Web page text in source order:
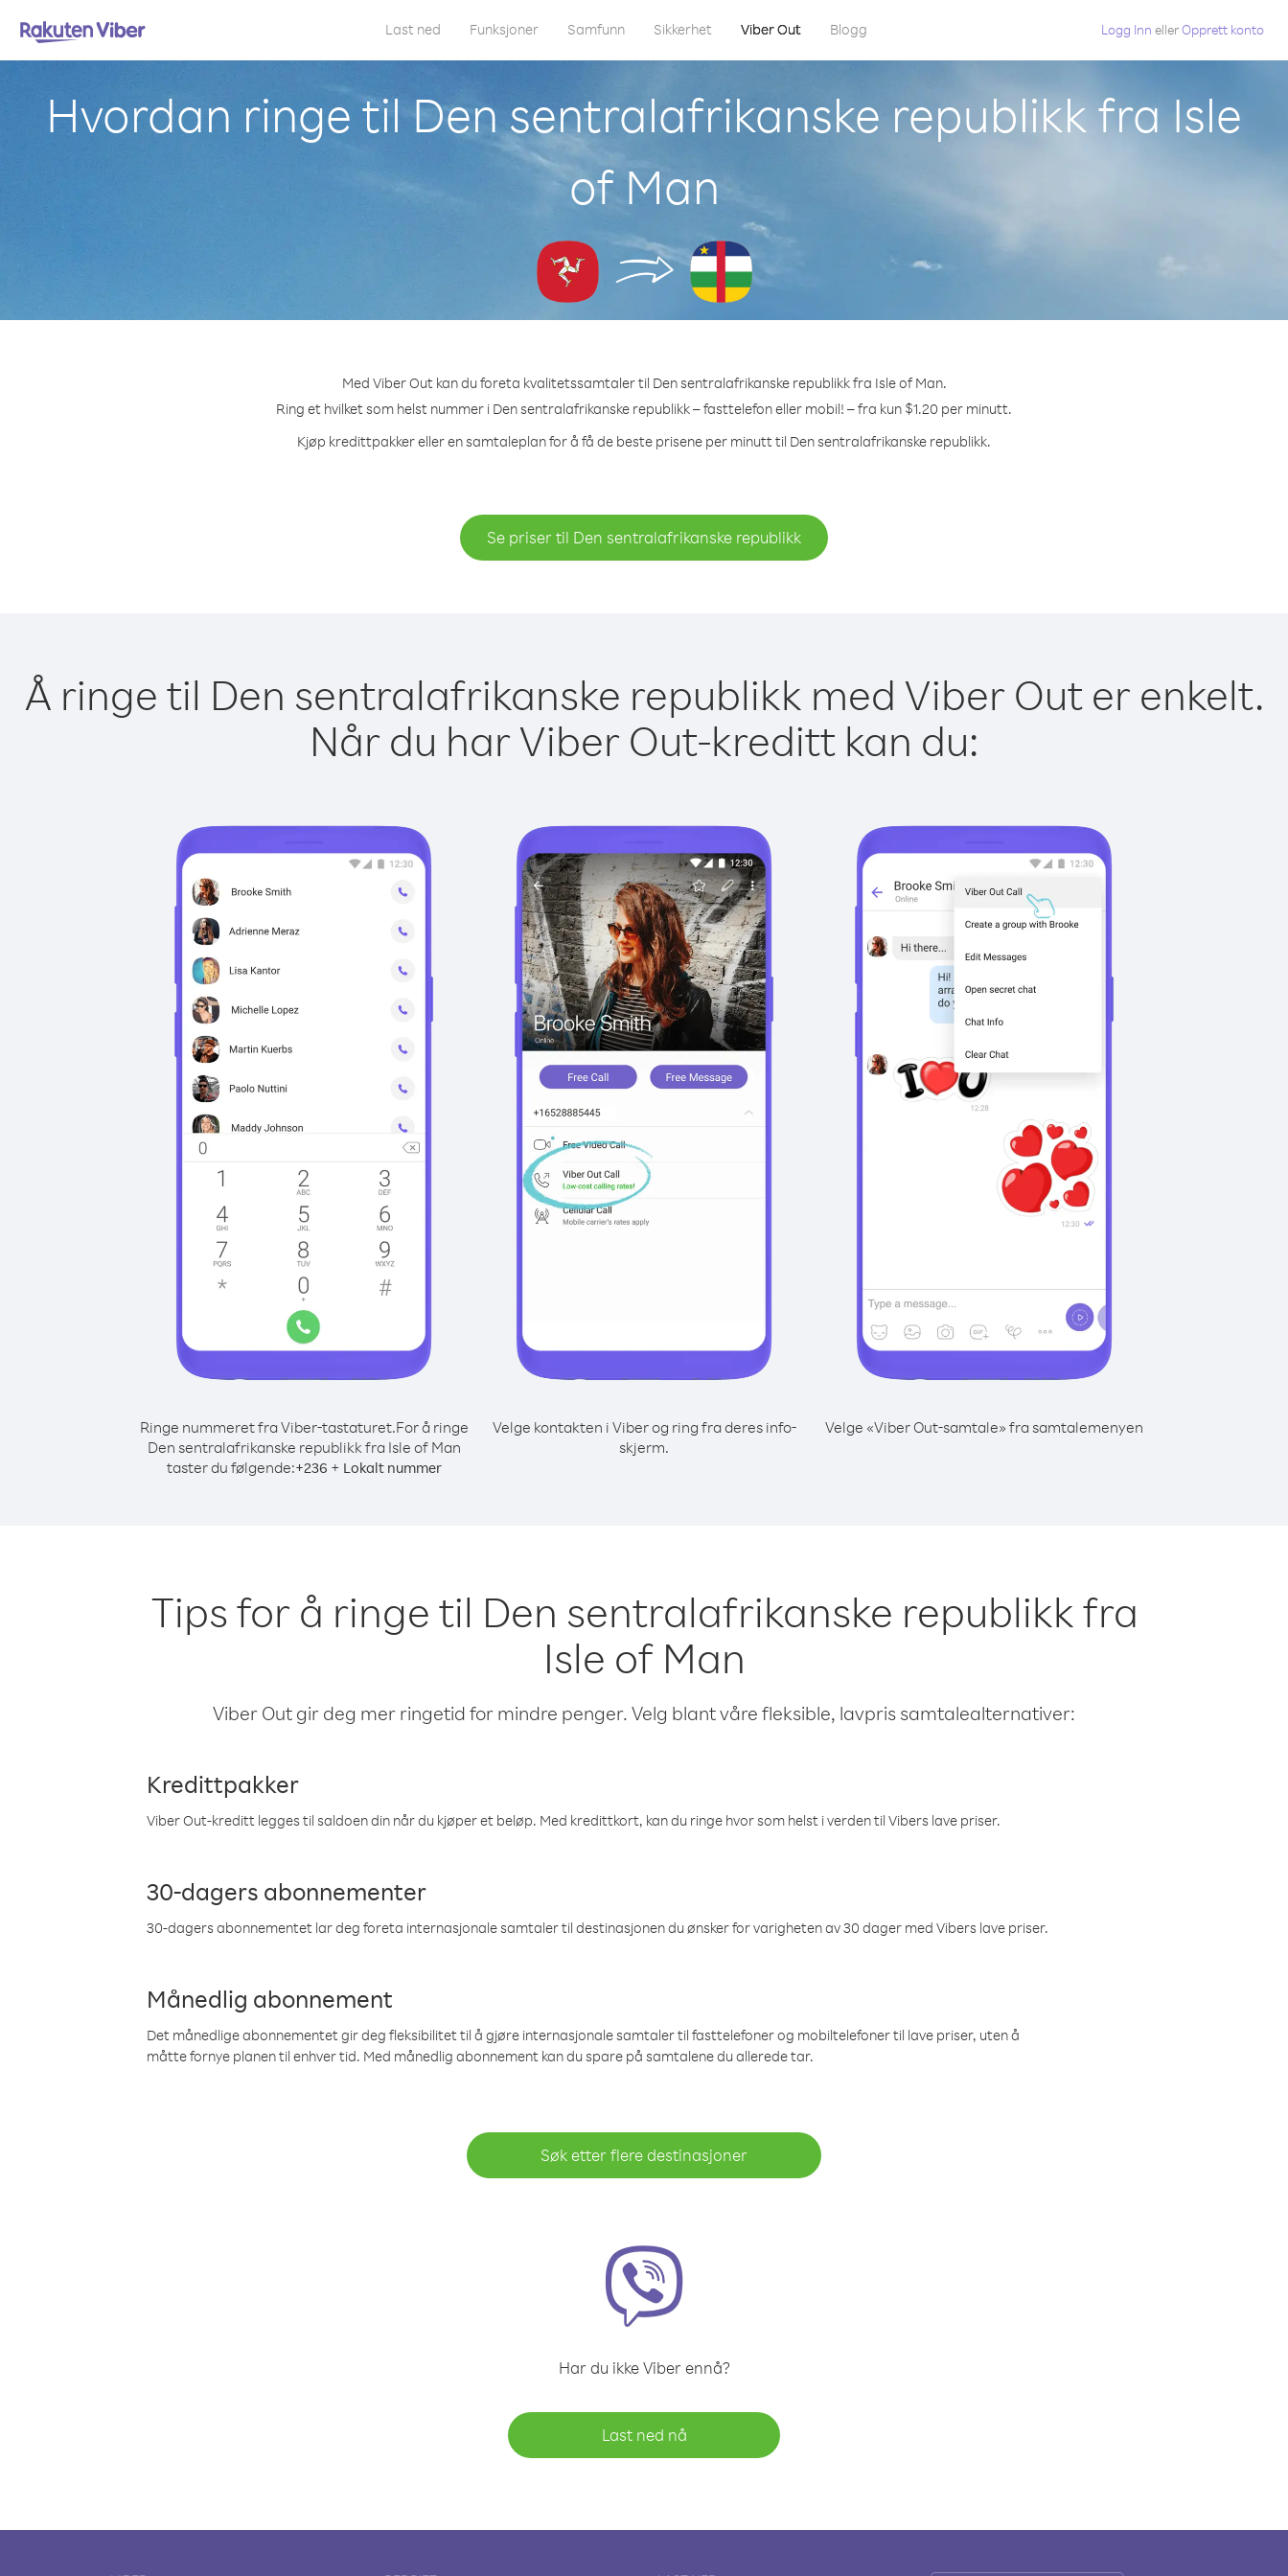
Last ned Funksjoner Samfunn Sikkerhet Viber Out Blogg Logg Inn ellerOpprett konto
Hvordan ringe til Den sentralafrikanske republikk fra Isle
of Man
Med Viber Out kan du foreta kvalitetssamtaler til Den sentralafrikanske republikk fra Isle of Man.
Ring et hvilket som helst nummer i Den sentralafrikanske republikk – fasttelefon eller mobil! – fra kun $1.20 per minutt.
Kjøp kredittpakker eller en samtaleplan for å få de beste prisene per minutt til Den sentralafrikanske republikk.
Se priser til Den sentralafrikanske republikk
Å ringe til Den sentralafrikanske republikk med Viber Out er enkelt.
Når du har Viber Out-kreditt kan du:
Ringe nummeret fra Viber-tastaturet.For å ringe
Den sentralafrikanske republikk fra Isle of Man
taster du følgende:+236 + Lokalt nummer
Velge kontakten i Viber og ring fra deres info-
skjerm.
Velge «Viber Out-samtale» fra samtalemenyen
Tips for å ringe til Den sentralafrikanske republikk fra
Isle of Man
Viber Out gir deg mer ringetid for mindre penger. Velg blant våre fleksible, lavpris samtalealternativer:
Kredittpakker
Viber Out-kreditt legges til saldoen din når du kjøper et beløp. Med kredittkort, kan du ringe hvor som helst i verden til Vibers lave priser.
30-dagers abonnementer
30-dagers abonnementet lar deg foreta internasjonale samtaler til destinasjonen du ønsker for varigheten av 30 dager med Vibers lave priser.
Månedlig abonnement
Det månedlige abonnementet gir deg fleksibilitet til å gjøre internasjonale samtaler til fasttelefoner og mobiltelefoner til lave priser, uten å
måtte fornye planen til enhver tid. Med månedlig abonnement kan du spare på samtalene du allerede tar.
Søk etter flere destinasjoner
Har du ikke Viber ennå?
Last ned nå